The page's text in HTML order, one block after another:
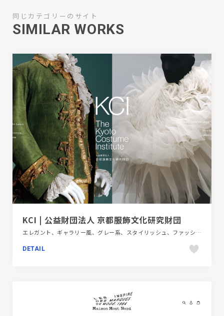
同じカテゴリーのサイト
SIMILAR WORKS
KCI | 公益財団法人 京都服飾文化研究財団
エレガント、ギャラリー風、グレー系、スタイリッシュ、ファッション・ビューティー、ホワイト系、モーション多め、大きめ写真、教育・学校、施設・店舗サイト
DETAIL